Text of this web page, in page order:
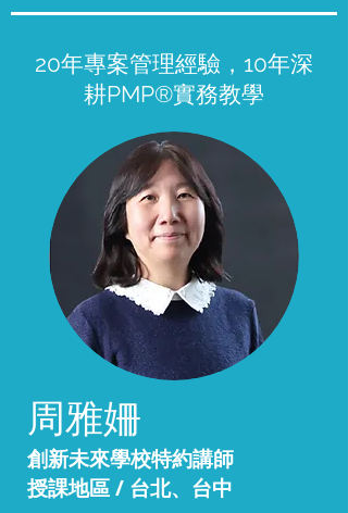
20年專案管理經驗，10年深
耕PMP®實務教學
周雅姍
創新未來學校特約講師
授課地區 / 台北、台中